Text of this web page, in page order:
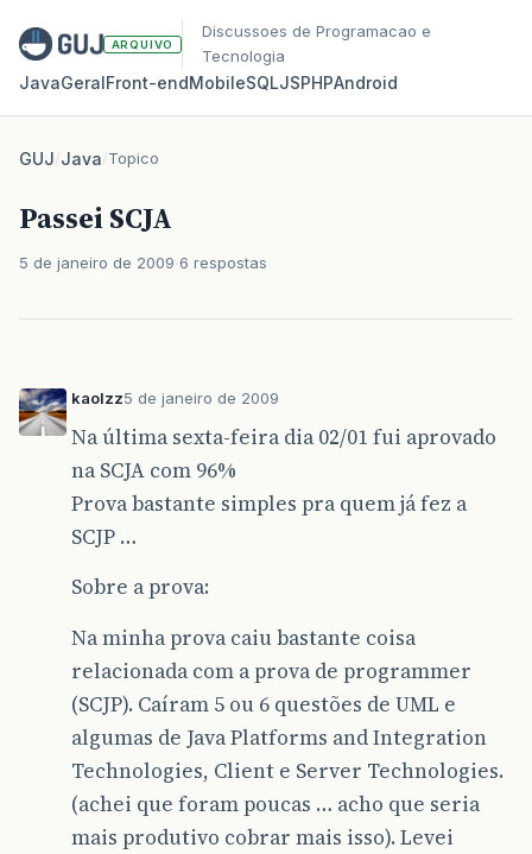
ARQUIVO
Discussoes de Programacao e
Tecnologia
JavaGeralFront‑endMobileSQLJSPHPAndroid
GUJ/Java/Topico
Passei SCJA
5 de janeiro de 2009 6 respostas
kaolzz5 de janeiro de 2009
Na última sexta-feira dia 02/01 fui aprovado
na SCJA com 96%
Prova bastante simples pra quem já fez a
SCJP …
Sobre a prova:
Na minha prova caiu bastante coisa
relacionada com a prova de programmer
(SCJP). Caíram 5 ou 6 questões de UML e
algumas de Java Platforms and Integration
Technologies, Client e Server Technologies.
(achei que foram poucas … acho que seria
mais produtivo cobrar mais isso). Levei